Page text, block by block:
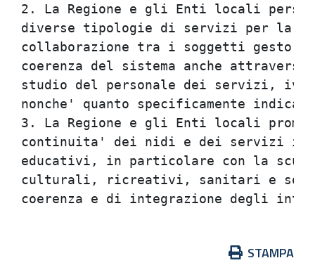
2. La Regione e gli Enti
diverse tipologie di
collaborazione tra i soggetti
coerenza del sistema anche
studio del personale dei
nonche' quanto
3. La Regione e gli Enti
continuita' dei nidi e dei
educativi, in particolare con
culturali, ricreativi,
STAMPA